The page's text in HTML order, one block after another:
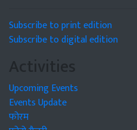
Subscribe to print edition
Subscribe to digital edition
Activities
Upcoming Events
Events Update
फोरम